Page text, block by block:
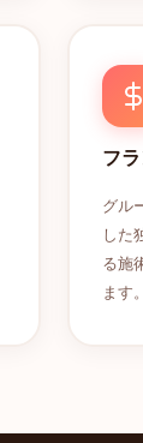
フ
グル
した
る施
ます。